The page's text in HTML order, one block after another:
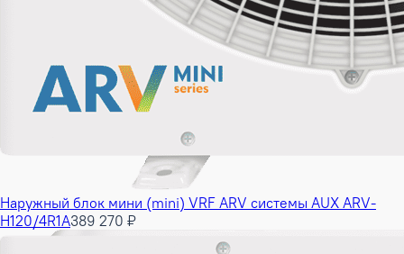
Наружный блок мини (mini) VRF ARV системы AUX ARV-
H120/4R1A389 270 ₽